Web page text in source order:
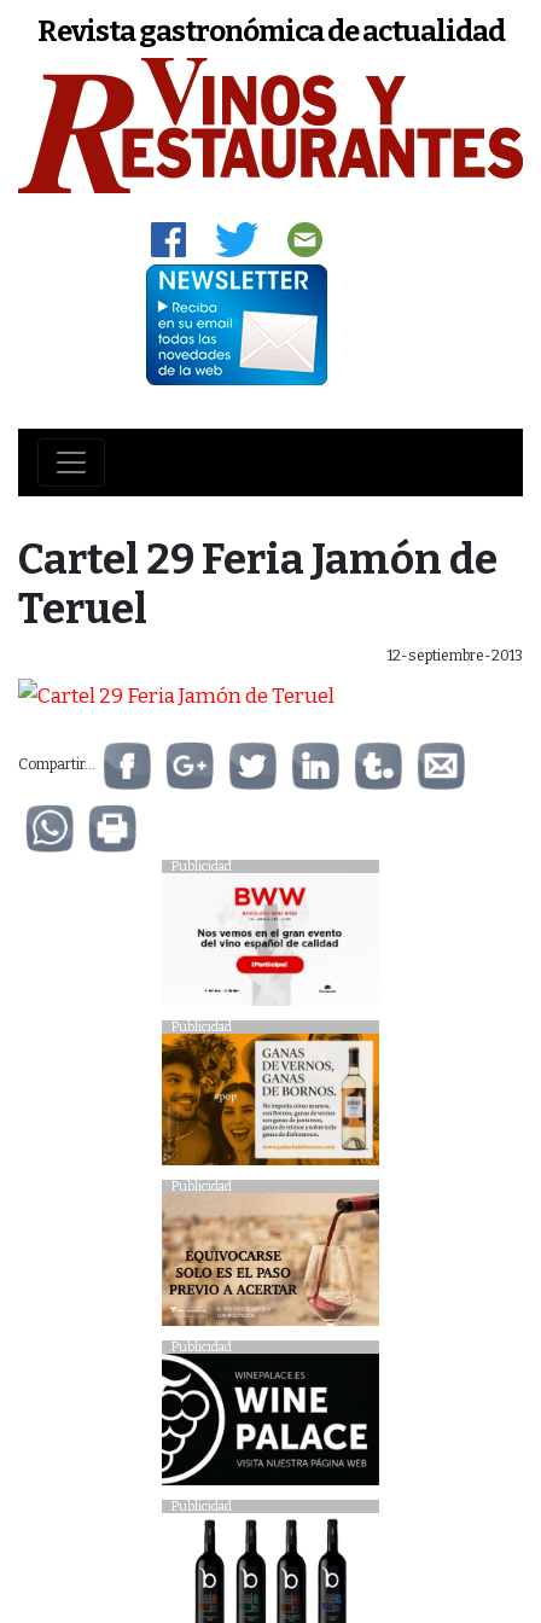
Revista gastronómica de actualidad
Cartel 29 Feria Jamón de
Teruel
12-septiembre-2013
Compartir...
Publicidad
Publicidad
Publicidad
Publicidad
Publicidad